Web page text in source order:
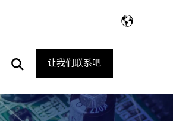
Open
Search
让我们联系吧